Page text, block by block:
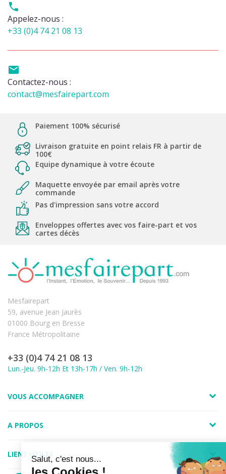

Appelez-nous :
+33 (0)4 74 21 08 13

Contactez-nous :
contact@mesfairepart.com
Paiement 100% sécurisé
Livraison gratuite en point relais FR à partir de
100€
Equipe dynamique à votre écoute
Maquette envoyée par email après votre
commande
Pas d'impression sans votre accord
Enveloppes offertes avec vos faire-part et vos
cartes décès
Mesfairepart
59, avenue Jean Jaurès
01000 Bourg en Bresse
France Métropolitaine
+33 (0)4 74 21 08 13
Lun.-Jeu. 9h-12h Et 13h-17h / Ven. 9h-12h
VOUS ACCOMPAGNER
A PROPOS
LIENS UTILES